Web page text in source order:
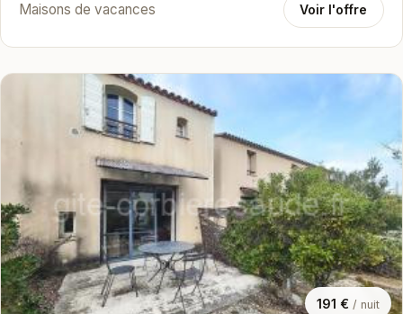
Maisons de vacances Voir l'offre
191 € / nuit